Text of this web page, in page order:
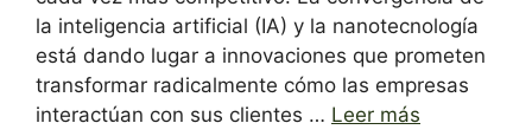
la inteligencia artificial (IA) y la nanotecnología
está dando lugar a innovaciones que prometen
transformar radicalmente cómo las empresas
interactúan con sus clientes … Leer más